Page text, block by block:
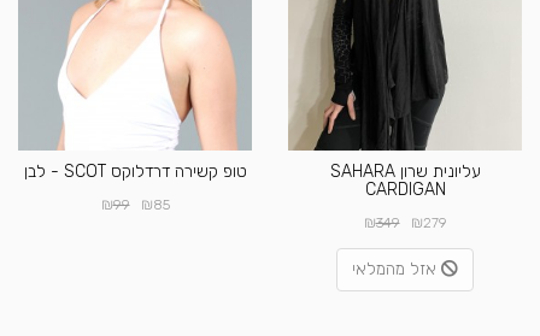
עליונית שרון SAHARA
CARDIGAN
₪279
₪349
אזל מהמלאי
טופ קשירה דרדלוקס SCOT - לבן
₪85
₪99